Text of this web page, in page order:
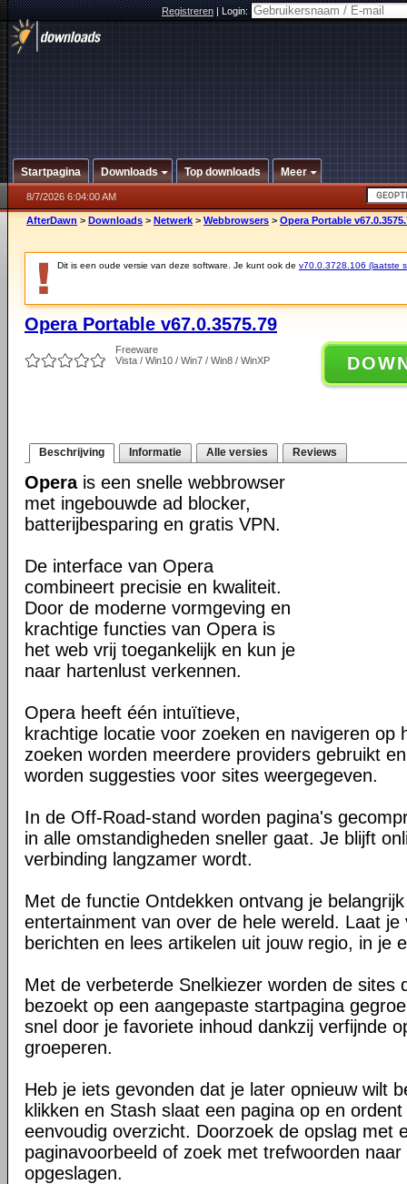
Registreren|Login:
Startpagina Downloads Top downloads Meer
8/7/2026 6:04:00 AM
AfterDawn > Downloads > Netwerk > Webbrowsers > Opera Portable
Dit is een oude versie van deze software. Je kunt ook de v70.0.3728.106 (laatste
Opera Portable v67.0.3575.79
Freeware
Vista / Win10 / Win7 / Win8 / WinXP
Beschrijving Informatie Alle versies Reviews
Operais een snelle webbrowser
met ingebouwde ad blocker,
batterijbesparing en gratis VPN.
De interface van Opera
combineert precisie en kwaliteit.
Door de moderne vormgeving en
krachtige functies van Opera is
het web vrij toegankelijk en kun je
naar hartenlust verkennen.
Opera heeft één intuïtieve,
krachtige locatie voor zoeken en navigeren op
zoeken worden meerdere providers gebruikt
worden suggesties voor sites weergegeven.
In de Off-Road-stand worden pagina's
in alle omstandigheden sneller gaat. Je blijft
verbinding langzamer wordt.
Met de functie Ontdekken ontvang je
entertainment van over de hele wereld. Laat je
berichten en lees artikelen uit jouw regio, in je
Met de verbeterde Snelkiezer worden de sites
bezoekt op een aangepaste startpagina
snel door je favoriete inhoud dankzij verfijnde
groeperen.
Heb je iets gevonden dat je later opnieuw wilt
klikken en Stash slaat een pagina op en ordent
eenvoudig overzicht. Doorzoek de opslag met
paginavoorbeeld of zoek met trefwoorden
opgeslagen.